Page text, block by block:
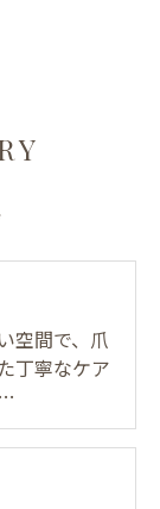
空間で、爪
丁寧なケア